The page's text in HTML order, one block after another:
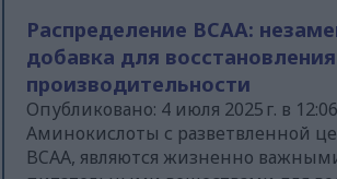
Распределение BCAA:
добавка для
производительности
Опубликовано: 4 июля 2025 г. в
Аминокислоты с разветвленной
BCAA, являются жизненно